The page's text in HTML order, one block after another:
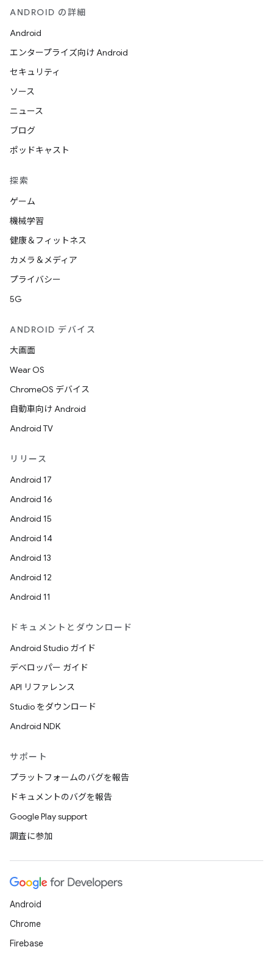
ANDROID の詳細
Android
エンタープライズ向け Android
セキュリティ
ソース
ニュース
ブログ
ポッドキャスト
探索
ゲーム
機械学習
健康＆フィットネス
カメラ＆メディア
プライバシー
5G
ANDROID デバイス
大画面
Wear OS
ChromeOS デバイス
自動車向け Android
Android TV
リリース
Android 17
Android 16
Android 15
Android 14
Android 13
Android 12
Android 11
ドキュメントとダウンロード
Android Studio ガイド
デベロッパー ガイド
API リファレンス
Studio をダウンロード
Android NDK
サポート
プラットフォームのバグを報告
ドキュメントのバグを報告
Google Play support
調査に参加
Android
Chrome
Firebase